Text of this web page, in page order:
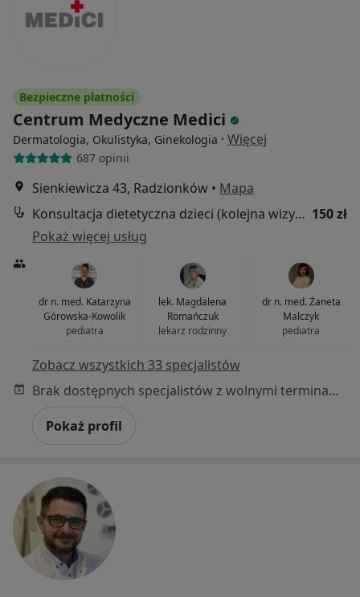
Bezpieczne płatności
Centrum Medyczne Medici
Dermatologia, Okulistyka, Ginekologia · Więcej
687 opinii
Sienkiewicza 43, Radzionków • Mapa
Konsultacja dietetyczna dzieci (kolejna wizyta) 150 zł
Pokaż więcej usług
dr n. med. Katarzyna
Górowska-Kowolik
pediatra
lek. Magdalena
Romańczuk
lekarz rodzinny
dr n. med. Żaneta
Malczyk
pediatra
Zobacz wszystkich 33 specjalistów
Brak dostępnych specjalistów z wolnymi terminami w tym centrum medycznym.
Pokaż profil